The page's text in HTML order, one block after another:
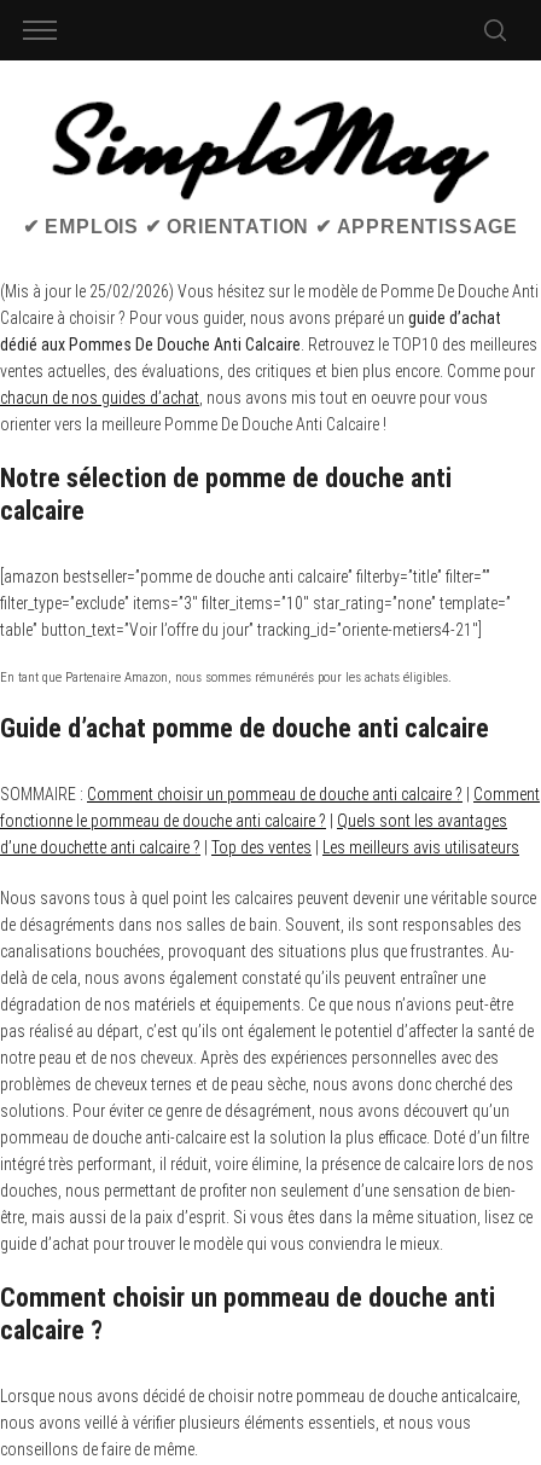
✔ EMPLOIS ✔ ORIENTATION ✔ APPRENTISSAGE
(Mis à jour le 25/02/2026) Vous hésitez sur le modèle de Pomme De Douche Anti
Calcaire à choisir ? Pour vous guider, nous avons préparé un guide d’achat
dédié aux Pommes De Douche Anti Calcaire . Retrouvez le TOP10 des meilleures
ventes actuelles, des évaluations, des critiques et bien plus encore. Comme pour
chacun de nos guides d’achat , nous avons mis tout en oeuvre pour vous
orienter vers la meilleure Pomme De Douche Anti Calcaire !
Notre sélection de pomme de douche anti
calcaire
[amazon bestseller=”pomme de douche anti calcaire” filterby=”title” filter=””
filter_type=”exclude” items=”3″ filter_items=”10″ star_rating=”none” template=”
table” button_text=”Voir l’offre du jour” tracking_id=”oriente-metiers4-21″]
En tant que Partenaire Amazon, nous sommes rémunérés pour les achats éligibles.
Guide d’achat pomme de douche anti calcaire
SOMMAIRE : Comment choisir un pommeau de douche anti calcaire ?
Comment
fonctionne le pommeau de douche anti calcaire ?
Quels sont les avantages
d’une douchette anti calcaire ?
Top des ventes Les meilleurs avis utilisateurs
Nous savons tous à quel point les calcaires peuvent devenir une véritable source
de désagréments dans nos salles de bain. Souvent, ils sont responsables des
canalisations bouchées, provoquant des situations plus que frustrantes. Au-
delà de cela, nous avons également constaté qu’ils peuvent entraîner une
dégradation de nos matériels et équipements. Ce que nous n’avions peut-être
pas réalisé au départ, c’est qu’ils ont également le potentiel d’affecter la santé de
notre peau et de nos cheveux. Après des expériences personnelles avec des
problèmes de cheveux ternes et de peau sèche, nous avons donc cherché des
solutions. Pour éviter ce genre de désagrément, nous avons découvert qu’un
pommeau de douche anti-calcaire est la solution la plus efficace. Doté d’un filtre
intégré très performant, il réduit, voire élimine, la présence de calcaire lors de nos
douches, nous permettant de profiter non seulement d’une sensation de bien-
être, mais aussi de la paix d’esprit. Si vous êtes dans la même situation, lisez ce
guide d’achat pour trouver le modèle qui vous conviendra le mieux.
Comment choisir un pommeau de douche anti
calcaire ?
Lorsque nous avons décidé de choisir notre pommeau de douche anticalcaire,
nous avons veillé à vérifier plusieurs éléments essentiels, et nous vous
conseillons de faire de même.